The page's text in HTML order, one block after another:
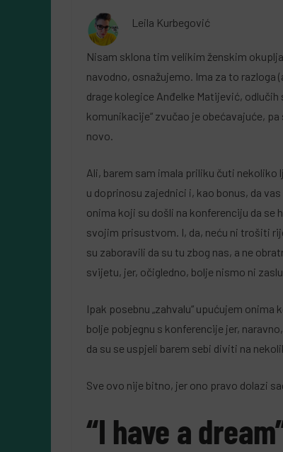
Leila Kurbegović
Nisam sklona tim velikim ženskim
navodno, osnažujemo. Ima za to razloga
drage kolegice Anđelke Matijević,
komunikacije“ zvučao je obećavajuće,
novo.
Ali, barem sam imala priliku čuti
u doprinosu zajednici i, kao bonus, da
onima koji su došli na konferenciju da se
svojim prisustvom. I, da, neću ni trošiti
su zaboravili da su tu zbog nas, a ne
svijetu, jer, očigledno, bolje nismo ni
Ipak posebnu „zahvalu“ upućujem
bolje pobjegnu s konferencije jer,
da su se uspjeli barem sebi diviti na
Sve ovo nije bitno, jer ono pravo dolazi
“I have a